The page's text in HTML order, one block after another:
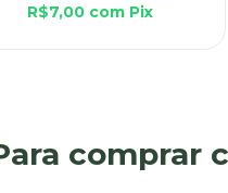
R$7,00 com Pix
comprar